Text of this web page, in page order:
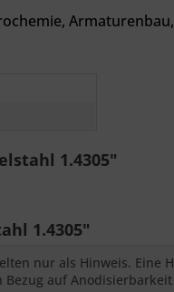
1.4305"
1.4305"
nur als Hinweis. Eine
auf